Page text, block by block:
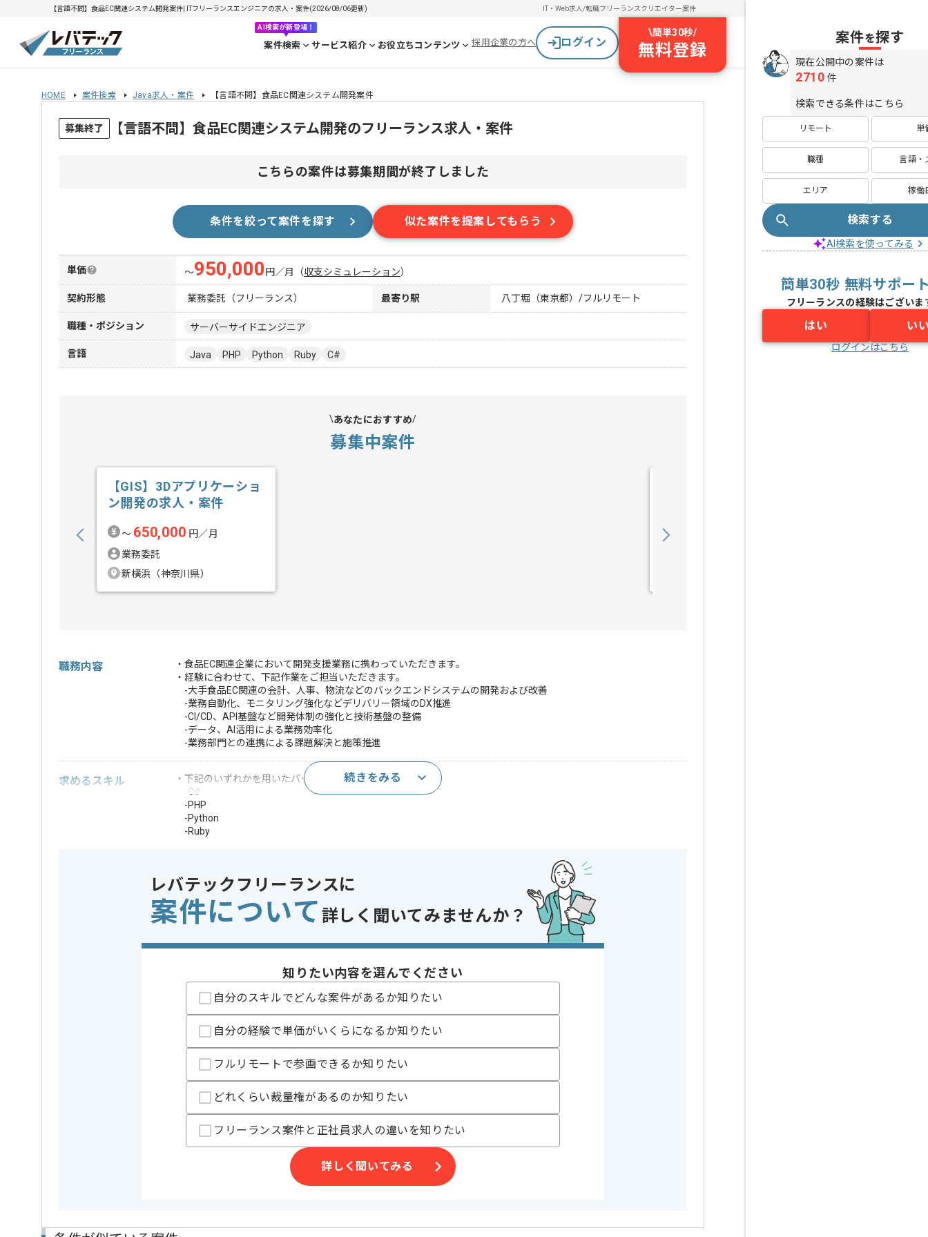
【言語不問】食品EC関連システム開発案件| ITフリーランスエンジニアの求人・案件(2026/08/06更新) IT・Web求人/転職フリーランスクリエイター案件
AI検索が新登場！
案件検索 サービス紹介 お役立ちコンテンツ 採用企業の方へ ログイン
\簡単30秒/
無料登録
HOME 案件検索 Java求人・案件 【言語不問】食品EC関連システム開発案件
募集終了 【言語不問】食品EC関連システム開発のフリーランス求人・案件
こちらの案件は募集期間が終了しました
条件を絞って案件を探す 似た案件を提案してもらう
単価 〜950,000 円／月 （収支シミュレーション）
契約形態 業務委託（フリーランス） 最寄り駅 八丁堀（東京都）/フルリモート
職種・ポジション サーバーサイドエンジニア
言語 Java PHP Python Ruby C#
あなたにおすすめ
募集中案件
【GIS】3Dアプリケーショ
ン開発の求人・案件
〜 650,000 円／月
業務委託
新横浜（神奈川県）
職務内容
・食品EC関連企業において開発支援業務に携わっていただきます。
・経験に合わせて、下記作業をご担当いただきます。
-大手食品EC関連の会計、人事、物流などのバックエンドシステムの開発および改善
-業務自動化、モニタリング強化などデリバリー領域のDX推進
-CI/CD、API基盤など開発体制の強化と技術基盤の整備
-データ、AI活用による業務効率化
-業務部門との連携による課題解決と施策推進
求めるスキル
・下記のいずれかを用いたバックエンド開発経験(3年以上)
-C#
-PHP
-Python
-Ruby
歓迎スキル
・PMまたはリードエンジニアとしての開発経験
・Claude Codeを用いた開発経験
※上記に似た経験やスキルをお持ちであれば申し込み可能なケースもございます！まずはお気軽にご相談ください！
この案件のポイント 業務内容
新規開発 , 追加開発 , 社内システム開発 , サーバーサイド開発
レバテックでの実績がある企業の案件でございます。
バックエンドエンジニアの経験を活かすことができます。
複数案件を保有している企業ですので、
ご経験と実績に応じて別案件のご提案も差し上げる場合がございます。
新しいアイディアや技術を積極的に導入し、
経験豊富なエンジニアと成長が出来る環境でございます。
スキルアップされたい方、長期的に参画されたい方にオススメの案件です。
続きをみる
レバテックフリーランスに
案件について 詳しく聞いてみませんか？
知りたい内容を選んでください
自分のスキルでどんな案件があるか知りたい
自分の経験で単価がいくらになるか知りたい
フルリモートで参画できるか知りたい
どれくらい裁量権があるのか知りたい
フリーランス案件と正社員求人の違いを知りたい
詳しく聞いてみる
案件を探す
現在公開中の案件は
2710 件
検索できる条件はこちら
リモート 単
職種 言語・
エリア 稼働
検索する
AI検索を使ってみる
簡単30秒 無料サポー
フリーランスの経験はございま
はい い
ログインはこちら